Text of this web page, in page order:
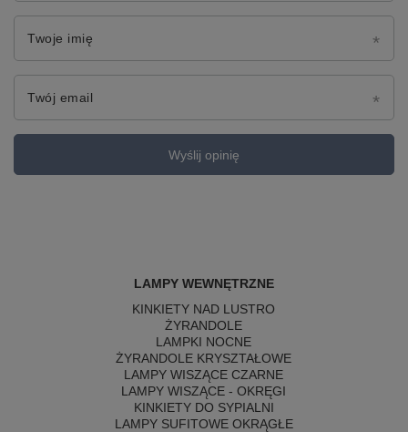
Twoje imię
Twój email
Wyślij opinię
LAMPY WEWNĘTRZNE
KINKIETY NAD LUSTRO
ŻYRANDOLE
LAMPKI NOCNE
ŻYRANDOLE KRYSZTAŁOWE
LAMPY WISZĄCE CZARNE
LAMPY WISZĄCE - OKRĘGI
KINKIETY DO SYPIALNI
LAMPY SUFITOWE OKRĄGŁE